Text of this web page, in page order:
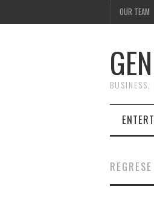
OUR TEAM
REGRESE